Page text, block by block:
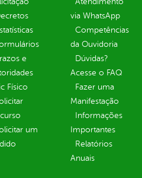
e
Físico
um
via WhatsApp
Competências
da Ouvidoria
Dúvidas?
Acesse o FAQ
Fazer uma
Manifestação
Informações
Importantes
Relatórios
Anuais